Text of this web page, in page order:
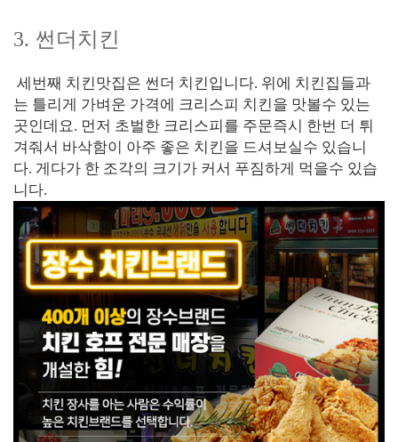
3. 썬더치킨
세번째 치킨맛집은 썬더 치킨입니다. 위에 치킨집들과
는 틀리게 가벼운 가격에 크리스피 치킨을 맛볼수 있는
곳인데요. 먼저 초벌한 크리스피를 주문즉시 한번 더 튀
겨줘서 바삭함이 아주 좋은 치킨을 드셔보실수 있습니
다. 게다가 한 조각의 크기가 커서 푸짐하게 먹을수 있습
니다.